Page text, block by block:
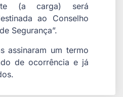
(a carga) será
ao Conselho
Segurança”.
assinaram um termo
de ocorrência e já